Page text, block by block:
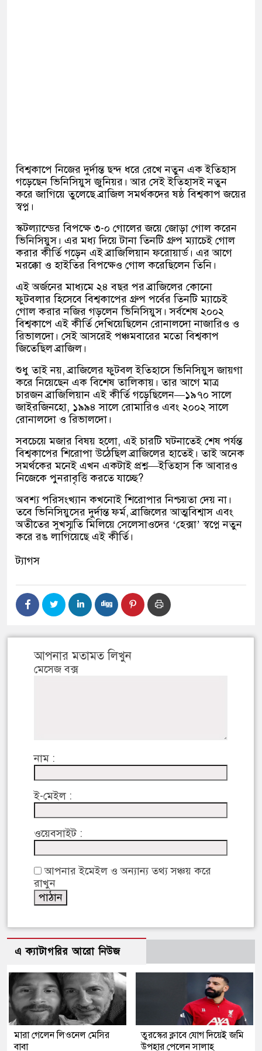
বিশ্বকাপে নিজের দুর্দান্ত ছন্দ ধরে রেখে নতুন এক ইতিহাস
গড়েছেন ভিনিসিয়ুস জুনিয়র। আর সেই ইতিহাসই নতুন
করে জাগিয়ে তুলেছে ব্রাজিল সমর্থকদের ষষ্ঠ বিশ্বকাপ জয়ের
স্বপ্ন।
স্কটল্যান্ডের বিপক্ষে ৩-০ গোলের জয়ে জোড়া গোল করেন
ভিনিসিয়ুস। এর মধ্য দিয়ে টানা তিনটি গ্রুপ ম্যাচেই গোল
করার কীর্তি গড়েন এই ব্রাজিলিয়ান ফরোয়ার্ড। এর আগে
মরক্কো ও হাইতির বিপক্ষেও গোল করেছিলেন তিনি।
এই অর্জনের মাধ্যমে ২৪ বছর পর ব্রাজিলের কোনো
ফুটবলার হিসেবে বিশ্বকাপের গ্রুপ পর্বের তিনটি ম্যাচেই
গোল করার নজির গড়লেন ভিনিসিয়ুস। সর্বশেষ ২০০২
বিশ্বকাপে এই কীর্তি দেখিয়েছিলেন রোনালদো নাজারিও ও
রিভালদো। সেই আসরেই পঞ্চমবারের মতো বিশ্বকাপ
জিতেছিল ব্রাজিল।
শুধু তাই নয়, ব্রাজিলের ফুটবল ইতিহাসে ভিনিসিয়ুস জায়গা
করে নিয়েছেন এক বিশেষ তালিকায়। তার আগে মাত্র
চারজন ব্রাজিলিয়ান এই কীর্তি গড়েছিলেন—১৯৭০ সালে
জাইরজিনহো, ১৯৯৪ সালে রোমারিও এবং ২০০২ সালে
রোনালদো ও রিভালদো।
সবচেয়ে মজার বিষয় হলো, এই চারটি ঘটনাতেই শেষ পর্যন্ত
বিশ্বকাপের শিরোপা উঠেছিল ব্রাজিলের হাতেই। তাই অনেক
সমর্থকের মনেই এখন একটাই প্রশ্ন—ইতিহাস কি আবারও
নিজেকে পুনরাবৃত্তি করতে যাচ্ছে?
অবশ্য পরিসংখ্যান কখনোই শিরোপার নিশ্চয়তা দেয় না।
তবে ভিনিসিয়ুসের দুর্দান্ত ফর্ম, ব্রাজিলের আত্মবিশ্বাস এবং
অতীতের সুখস্মৃতি মিলিয়ে সেলেসাওদের ‘হেক্সা’ স্বপ্নে নতুন
করে রঙ লাগিয়েছে এই কীর্তি।
ট্যাগস
আপনার মতামত লিখুন
মেসেজ বক্স
নাম :
ই-মেইল :
ওয়েবসাইট :
আপনার ইমেইল ও অন্যান্য তথ্য সঞ্চয় করে
রাখুন
এ ক্যাটাগরির আরো নিউজ
মারা গেলেন লিওনেল মেসির
বাবা
তুরস্কের ক্লাবে যোগ দিয়েই জমি
উপহার পেলেন সালাহ